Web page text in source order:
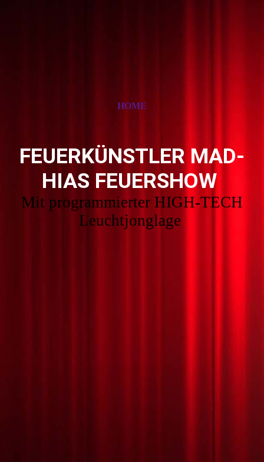
HOME
FEUERKÜNSTLER MAD-
HIAS FEUERSHOW
Mit programmierter HIGH-TECH
Leuchtjonglage